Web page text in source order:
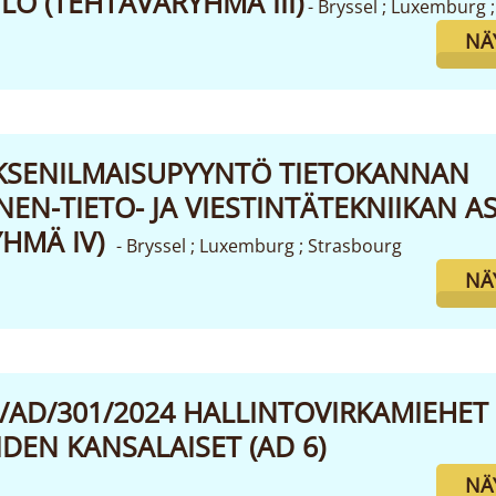
- Bryssel ; Luxemburg
TIETOKANNAN
TIETO- JA VIESTINTÄTEKNIIKAN
IV) - Bryssel ; Luxemburg ; Strasbourg
AD/301/2024 HALLINTOVIRKAMIEHET
KANSALAISET (AD 6)